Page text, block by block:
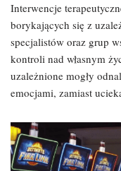
Interwencje
borykających się z
specjalistów oraz grup
kontroli nad własnym
uzależnione mogły
emocjami, zamiast